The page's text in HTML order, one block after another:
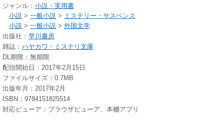
ジャンル： 小説・実用書
小説 > 一般小説 > ミステリー・サスペンス
小説 > 一般小説 > 外国文学
出版社： 早川書房
雑誌： ハヤカワ・ミステリ文庫
DL期限：無期限
配信開始日：2017年2月15日
ファイルサイズ：0.7MB
出版年月：2017年2月
ISBN：9784151825514
対応ビューア：ブラウザビューア、本棚アプリ